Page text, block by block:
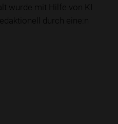
wurde mit Hilfe von KI
durch eine:n